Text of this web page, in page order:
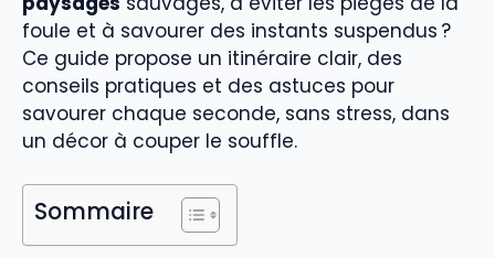
foule et à savourer des instants suspendus ?
Ce guide propose un itinéraire clair, des
conseils pratiques et des astuces pour
savourer chaque seconde, sans stress, dans
un décor à couper le souffle.
Sommaire